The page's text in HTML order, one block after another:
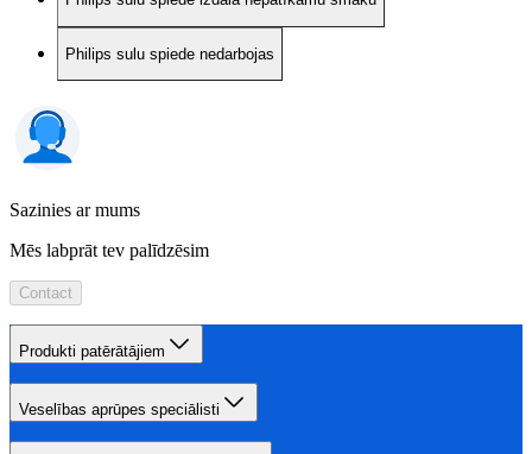
Philips sulu spiede nedarbojas
Sazinies ar mums
Mēs labprāt tev palīdzēsim
Contact
Produkti patērātājiem
Veselības aprūpes speciālisti